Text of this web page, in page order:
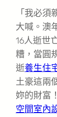
「我必
大喊。澳
16人逝世
糟，當圓
逝養生住
土豪這兩
妳的財富
空間室內